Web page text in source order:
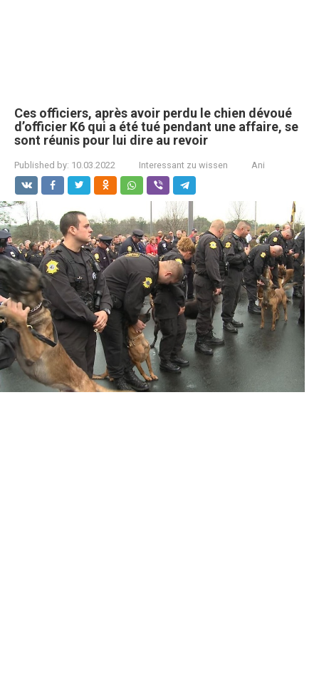
Ces officiers, après avoir perdu le chien dévoué
d’officier K6 qui a été tué pendant une affaire, se
sont réunis pour lui dire au revoir
Published by: 10.03.2022 Interessant zu wissen Ani